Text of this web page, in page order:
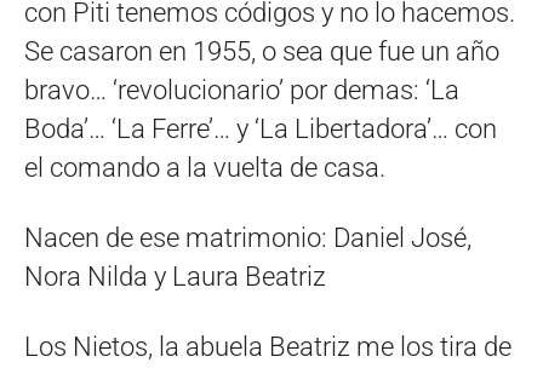
con Piti tenemos códigos y no lo hacemos.
Se casaron en 1955, o sea que fue un año
bravo… ‘revolucionario’ por demas: ‘La
Boda’… ‘La Ferre’… y ‘La Libertadora’… con
el comando a la vuelta de casa.
Nacen de ese matrimonio: Daniel José,
Nora Nilda y Laura Beatriz
Los Nietos, la abuela Beatriz me los tira de